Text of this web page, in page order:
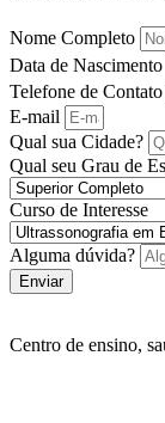
Nome Completo
Data de Nascimento
Telefone de
E-mail
Qual sua Cidade?
Qual seu Grau de
Curso de Interesse
Alguma dúvida?
Enviar
Centro de ensino,